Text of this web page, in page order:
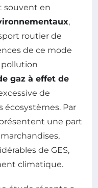
souvent en
,
routier de
de ce mode
gaz à effet de
de
écosystèmes. Par
une part
de GES,
climatique.